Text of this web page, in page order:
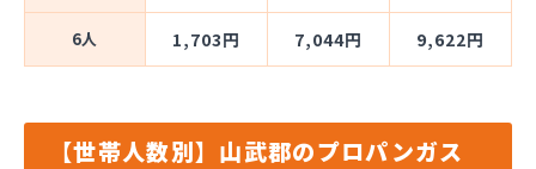
6人 1,703円 7,044円 9,622円
【世帯人数別】山武郡のプロパンガス